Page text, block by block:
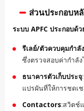
ส่วนประกอบห
ระบบ APFC ประกอบด้
รีเลย์/ตัวควบคุมกำลั
ซึ่งตรวจสอบค่ากำลั
ธนาคารตัวเก็บประจุ
แปรผันที่ให้การชดเ
Contactors:สวิตช์